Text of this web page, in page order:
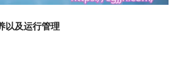
以及运行管理